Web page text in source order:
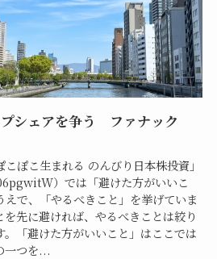
シェアを争う ファナック
ぽこ生まれる のんびり日本株投資」
）では「避けた方がいいこ
えで、「やるべきこと」を挙げていま
先に避ければ、やるべきことは絞り
「避けた方がいいこと」はここでは
一つを...